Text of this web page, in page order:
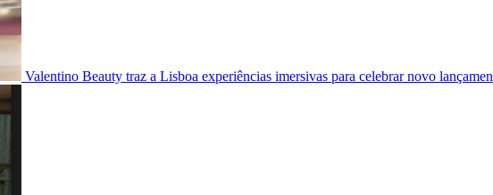
Valentino Beauty traz a Lisboa experiências imersivas para celebrar novo